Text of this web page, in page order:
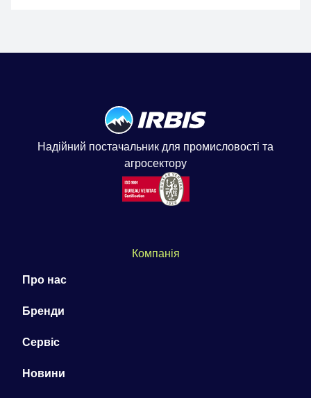
Надійний постачальник для промисловості та
агросектору
Компанія
Про нас
Бренди
Сервіс
Новини